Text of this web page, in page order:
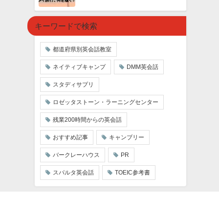
キーワードで検索
都道府県別英会話教室
ネイティブキャンプ DMM英会話
スタディサプリ
ロゼッタストーン・ラーニングセンター
残業200時間からの英会話
おすすめ記事 キャンブリー
バークレーハウス PR
スパルタ英会話 TOEIC参考書